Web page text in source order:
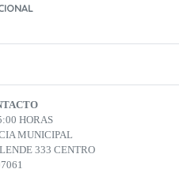
HORAS
MUNICIPAL
333 CENTRO